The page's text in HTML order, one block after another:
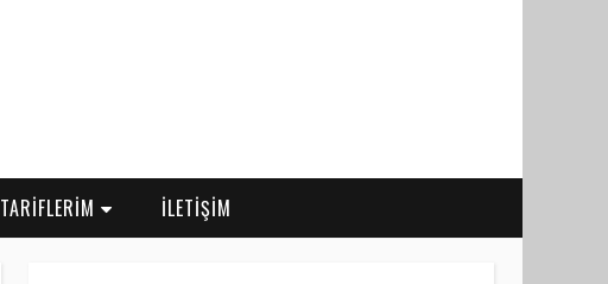
TARİFLERİM İLETİŞİM